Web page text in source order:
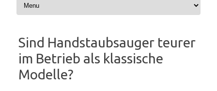
Sind Handstaubsauger teurer
im Betrieb als klassische
Modelle?